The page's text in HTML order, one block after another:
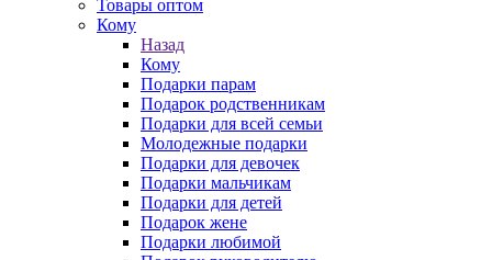
Товары оптом
Кому
Назад
Кому
Подарки парам
Подарок родственникам
Подарки для всей семьи
Молодежные подарки
Подарки для девочек
Подарки мальчикам
Подарки для детей
Подарок жене
Подарки любимой